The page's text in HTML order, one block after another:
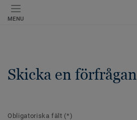
MENU
Skicka en förfrågan
Obligatoriska fält (*)